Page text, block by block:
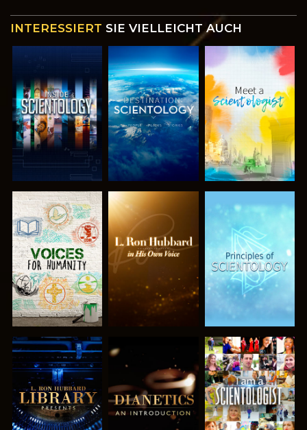
INTERESSIERT SIE VIELLEICHT AUCH
SERIE
ENTDECKEN
SERIE
ENTDECKEN
SERIE
ENTDECKEN
SERIE
ENTDECKEN
SERIE
ENTDECKEN
ANSEHEN